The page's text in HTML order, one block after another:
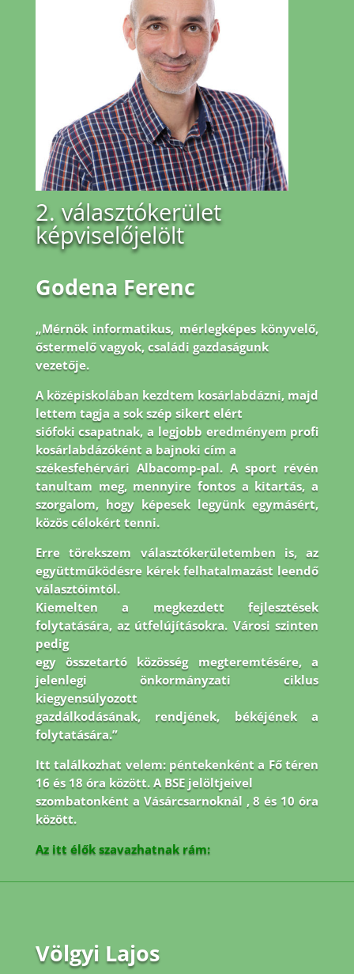
2. választókerület
képviselőjelölt
Godena Ferenc
„Mérnök informatikus, mérlegképes könyvelő,
őstermelő vagyok, családi gazdaságunk
vezetője.
A középiskolában kezdtem kosárlabdázni, majd
lettem tagja a sok szép sikert elért
siófoki csapatnak, a legjobb eredményem profi
kosárlabdázóként a bajnoki cím a
székesfehérvári Albacomp-pal. A sport révén
tanultam meg, mennyire fontos a kitartás, a
szorgalom, hogy képesek legyünk egymásért,
közös célokért tenni.
Erre törekszem választókerületemben is, az
együttműködésre kérek felhatalmazást leendő
választóimtól.
Kiemelten a megkezdett fejlesztések
folytatására, az útfelújításokra. Városi szinten
pedig
egy összetartó közösség megteremtésére, a
jelenlegi önkormányzati ciklus
kiegyensúlyozott
gazdálkodásának, rendjének, békéjének a
folytatására.”
Itt találkozhat velem: péntekenként a Fő téren
16 és 18 óra között. A BSE jelöltjeivel
szombatonként a Vásárcsarnoknál , 8 és 10 óra
között.
Az itt élők szavazhatnak rám:
Völgyi Lajos